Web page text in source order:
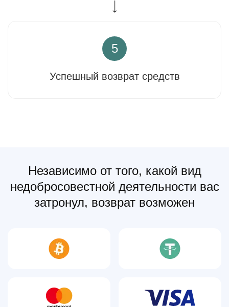
5
Успешный возврат средств
Независимо от того, какой вид
недобросовестной деятельности вас
затронул, возврат возможен